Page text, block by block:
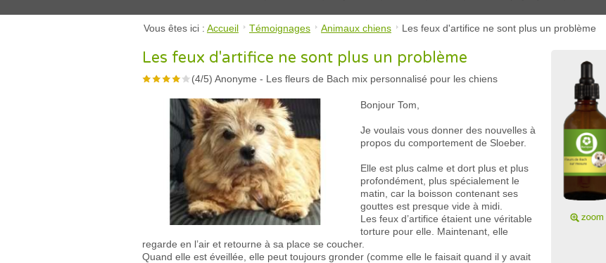
Vous êtes ici : Accueil Témoignages Animaux chiens Les feux d'artifice ne sont plus un problème
Les feux d'artifice ne sont plus un problème
(4/5) Anonyme - Les fleurs de Bach mix personnalisé pour les chiens
Bonjour Tom,
Je voulais vous donner des nouvelles à
propos du comportement de Sloeber.
Elle est plus calme et dort plus et plus
profondément, plus spécialement le
matin, car la boisson contenant ses
gouttes est presque vide à midi.
Les feux d’artifice étaient une véritable
torture pour elle. Maintenant, elle
regarde en l’air et retourne à sa place se coucher.
Quand elle est éveillée, elle peut toujours gronder (comme elle le faisait quand il y avait